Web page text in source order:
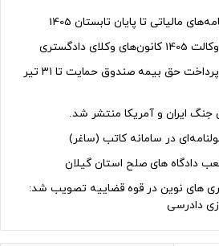
مالیاتی تا پایان تابستان 1405
دادگستری
خبر مهم برای وکلا: مهلت پرداخت حق بیمه صندوق حمایت تا ۳۱ تیر
جنگ ایران و آمریکا منتشر شد.
در سامانه کاتب (ساغر)
دادگاه های صلح استان گیلان
های نوین در قوه قضاییه تصویب شد:
دادرسی